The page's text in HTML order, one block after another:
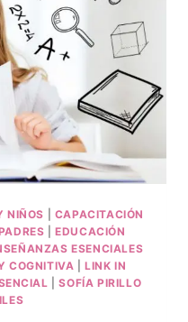
NIÑOS
CAPACITACIÓN
|EDUCACIÓN
ESENCIALES
COGNITIVA |LINK IN
|SOFÍA PIRILLO